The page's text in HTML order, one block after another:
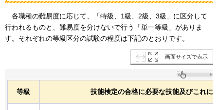
各職種の難易度に応じて、「特級、1級、2級、3級」に区分して
行われるものと、難易度を分けないで行う「単一等級」がありま
す。それぞれの等級区分の試験の程度は下記のとおりです。
画面サイズで表示
等級 技能検定の合格に必要な技能及びこれに